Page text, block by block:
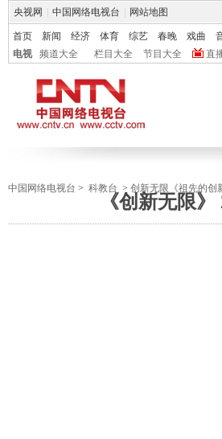
央视网 中国网络电视台 网站地图
首页 新闻 经济 体育 综艺 春晚 戏曲
电视
频道大全 栏目大全 节目大全 直
中国网络电视台 > 科教台 > 创新无限《祖先的创
《创新无限